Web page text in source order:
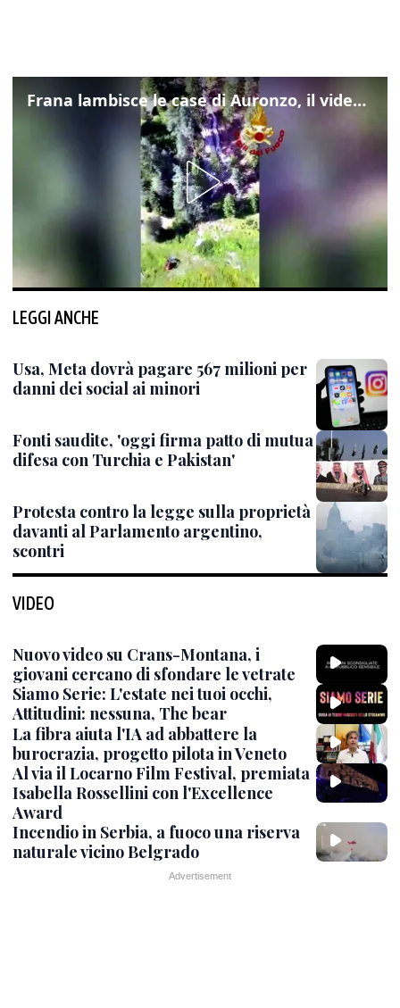
Frana lambisce le case di Auronzo, il video dall'elicottero dei vigili del fuoco
LEGGI ANCHE
Usa, Meta dovrà pagare 567 milioni per
danni dei social ai minori
Fonti saudite, 'oggi firma patto di mutua
difesa con Turchia e Pakistan'
Protesta contro la legge sulla proprietà
davanti al Parlamento argentino,
scontri
VIDEO
Nuovo video su Crans-Montana, i
giovani cercano di sfondare le vetrate
Siamo Serie: L'estate nei tuoi occhi,
Attitudini: nessuna, The bear
La fibra aiuta l'IA ad abbattere la
burocrazia, progetto pilota in Veneto
Al via il Locarno Film Festival, premiata
Isabella Rossellini con l'Excellence
Award
Incendio in Serbia, a fuoco una riserva
naturale vicino Belgrado